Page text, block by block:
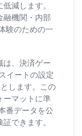
減します。
融機関・内部
験のための一
は、決済ゲー
イートの設定
します。この
ーマットに準
番データを公
できます。